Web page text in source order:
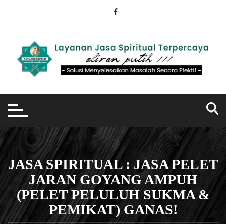
JASA SPIRITUAL : JASA PELET
JARAN GOYANG AMPUH
(PELET PELULUH SUKMA &
PEMIKAT) GANAS!